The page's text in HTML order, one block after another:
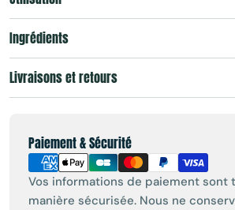
Ingrédients
Livraisons et retours
Paiement & Sécurité
Payment
methods
Vos informations de paiement sont
manière sécurisée. Nous ne